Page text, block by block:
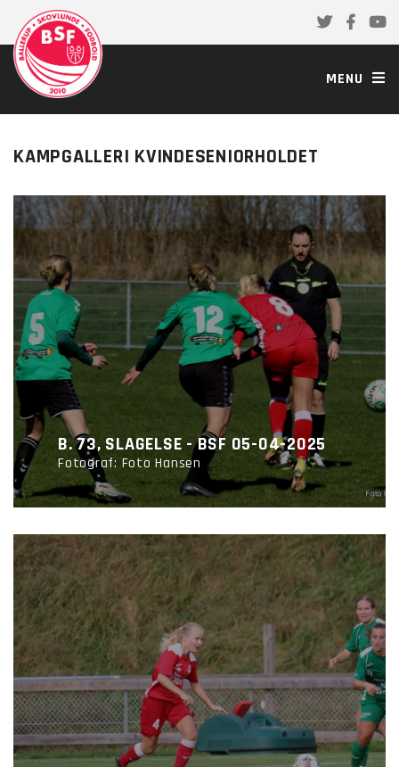
MENU
KAMPGALLERI KVINDESENIORHOLDET
B. 73, SLAGELSE - BSF 05-04-2025
Fotograf: Foto Hansen